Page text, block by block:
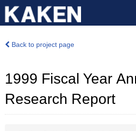
Back to project page
1999 Fiscal Year
Research Report